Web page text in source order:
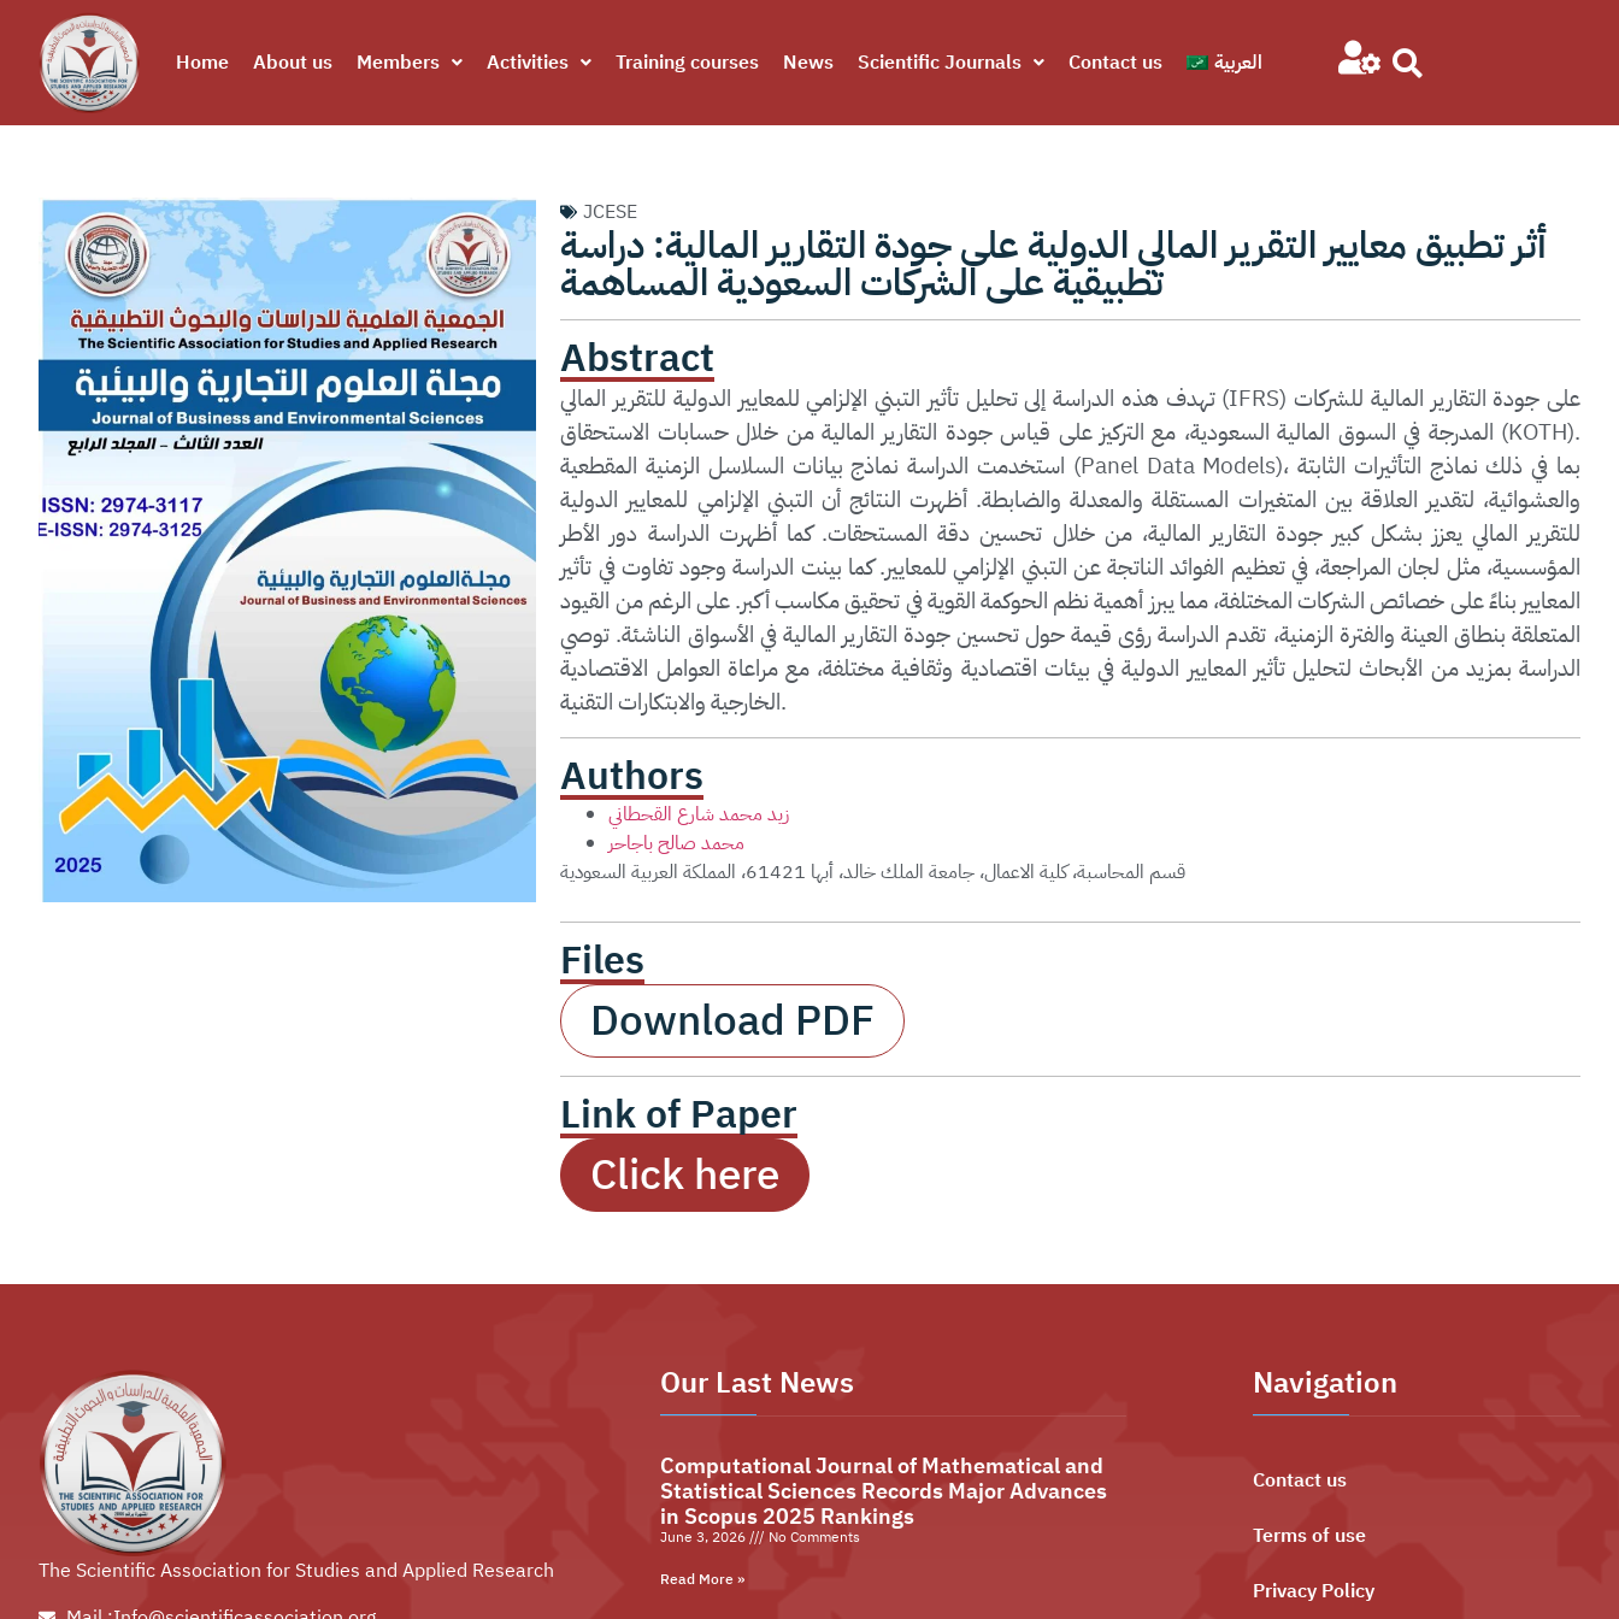
Home About us Members Activities Training courses News Scientific Journals Contact us العربية
JCESE
أثر تطبيق معايير التقرير المالي الدولية على جودة التقارير المالية: دراسة
تطبيقية على الشركات السعودية المساهمة
Abstract
تهدف هذه الدراسة إلى تحليل تأثير التبني الإلزامي للمعايير الدولية للتقرير المالي (IFRS) على جودة التقارير المالية للشركات
المدرجة في السوق المالية السعودية، مع التركيز على قياس جودة التقارير المالية من خلال حسابات الاستحقاق (KOTH).
استخدمت الدراسة نماذج بيانات السلاسل الزمنية المقطعية (Panel Data Models)، بما في ذلك نماذج التأثيرات الثابتة
والعشوائية، لتقدير العلاقة بين المتغيرات المستقلة والمعدلة والضابطة. أظهرت النتائج أن التبني الإلزامي للمعايير الدولية
للتقرير المالي يعزز بشكل كبير جودة التقارير المالية، من خلال تحسين دقة المستحقات. كما أظهرت الدراسة دور الأطر
المؤسسية، مثل لجان المراجعة، في تعظيم الفوائد الناتجة عن التبني الإلزامي للمعايير. كما بينت الدراسة وجود تفاوت في تأثير
المعايير بناءً على خصائص الشركات المختلفة، مما يبرز أهمية نظم الحوكمة القوية في تحقيق مكاسب أكبر. على الرغم من القيود
المتعلقة بنطاق العينة والفترة الزمنية، تقدم الدراسة رؤى قيمة حول تحسين جودة التقارير المالية في الأسواق الناشئة. توصي
الدراسة بمزيد من الأبحاث لتحليل تأثير المعايير الدولية في بيئات اقتصادية وثقافية مختلفة، مع مراعاة العوامل الاقتصادية
الخارجية والابتكارات التقنية.
Authors
زيد محمد شارع القحطاني
محمد صالح باجاحر
قسم المحاسبة، كلية الاعمال، جامعة الملك خالد، أبها 61421، المملكة العربية السعودية
Files
Download PDF
Link of Paper
Click here
The Scientific Association for Studies and Applied Research
Our Last News
Computational Journal of Mathematical and
Statistical Sciences Records Major Advances
in Scopus 2025 Rankings
June 3, 2026
No Comments
Read More »
Navigation
Contact us
Terms of use
Privacy Policy